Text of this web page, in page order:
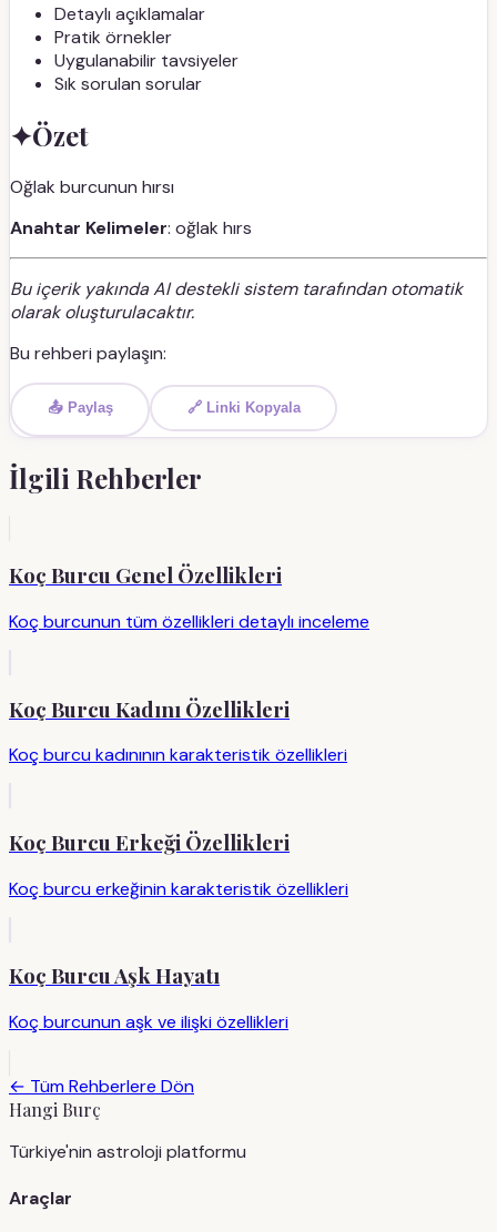
Detaylı açıklamalar
Pratik örnekler
Uygulanabilir tavsiyeler
Sık sorulan sorular
✦Özet
Oğlak burcunun hırsı
Anahtar Kelimeler: oğlak hırs
Bu içerik yakında AI destekli sistem tarafından otomatik
olarak oluşturulacaktır.
Bu rehberi paylaşın:
📤 Paylaş 🔗 Linki Kopyala
İlgili Rehberler
Koç Burcu Genel Özellikleri
Koç burcunun tüm özellikleri detaylı inceleme
Koç Burcu Kadını Özellikleri
Koç burcu kadınının karakteristik özellikleri
Koç Burcu Erkeği Özellikleri
Koç burcu erkeğinin karakteristik özellikleri
Koç Burcu Aşk Hayatı
Koç burcunun aşk ve ilişki özellikleri
← Tüm Rehberlere Dön
Hangi Burç
Türkiye'nin astroloji platformu
Araçlar